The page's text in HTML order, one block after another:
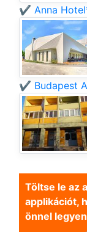
✔️ Anna
✔️ Budapest
Töltse le az
applikációt,
önnel